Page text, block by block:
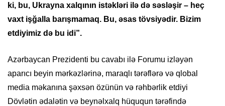
ki, bu, Ukrayna xalqının istəkləri ilə də səsləşir – heç
vaxt işğalla barışmamaq. Bu, əsas tövsiyədir. Bizim
etdiyimiz də bu idi”.
Azərbaycan Prezidenti bu cavabı ilə Forumu izləyən
aparıcı beyin mərkəzlərinə, maraqlı tərəflərə və qlobal
media məkanına şəxsən özünün və rəhbərlik etdiyi
Dövlətin ədalətin və beynəlxalq hüququn tərəfində